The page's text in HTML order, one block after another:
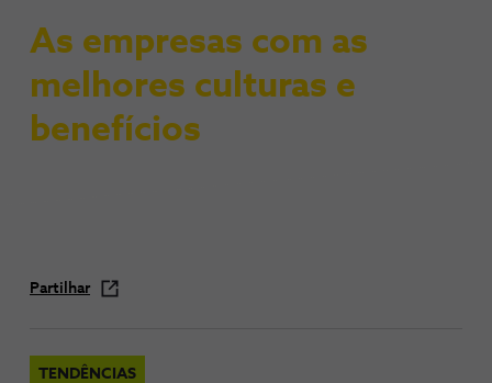
As empresas com as
melhores culturas e
benefícios
Partilhar
TENDÊNCIAS